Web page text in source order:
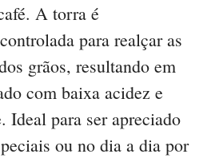
A torra é
para realçar as
grãos, resultando em
com baixa acidez e
Ideal para ser apreciado
ou no dia a dia por